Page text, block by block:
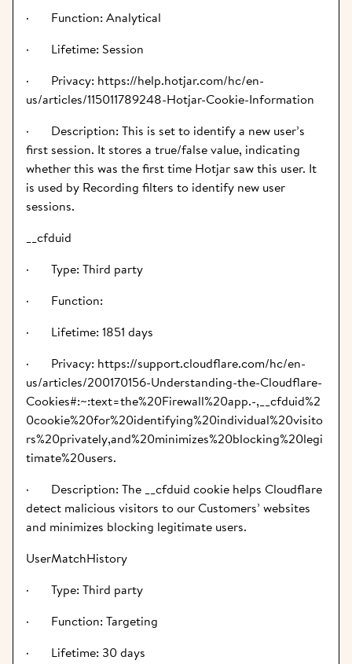
·       Function: Analytical
·       Lifetime: Session
·       Privacy: https://help.hotjar.com/hc/en-
us/articles/115011789248-Hotjar-Cookie-Information
·       Description: This is set to identify a new user’s
first session. It stores a true/false value, indicating
whether this was the first time Hotjar saw this user. It
is used by Recording filters to identify new user
sessions.
__cfduid
·       Type: Third party
·       Function:
·       Lifetime: 1851 days
·       Privacy: https://support.cloudflare.com/hc/en-
us/articles/200170156-Understanding-the-Cloudflare-
Cookies#:~:text=the%20Firewall%20app.-,__cfduid%2
0cookie%20for%20identifying%20individual%20visito
rs%20privately,and%20minimizes%20blocking%20legi
timate%20users.
·       Description: The __cfduid cookie helps Cloudflare
detect malicious visitors to our Customers’ websites
and minimizes blocking legitimate users.
UserMatchHistory
·       Type: Third party
·       Function: Targeting
·       Lifetime: 30 days